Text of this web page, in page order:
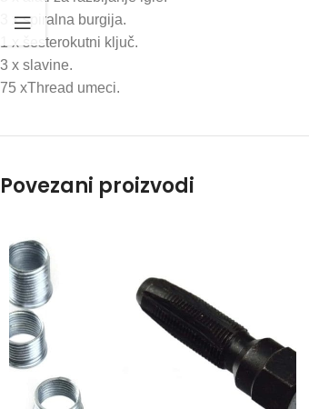
3 x spiralna burgija.
1 x šesterokutni ključ.
3 x slavine.
75 xThread umeci.
Povezani proizvodi